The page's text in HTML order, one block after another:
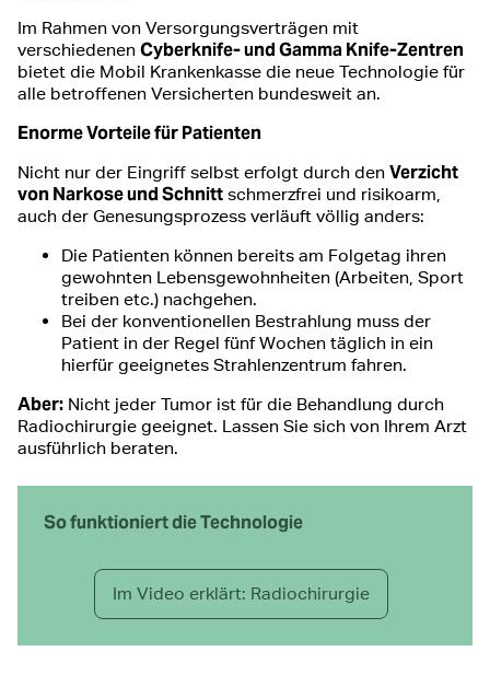
Im Rahmen von Versorgungsverträgen mit
verschiedenen Cyberknife- und Gamma Knife-Zentren
bietet die Mobil Krankenkasse die neue Technologie für
alle betroffenen Versicherten bundesweit an.
Enorme Vorteile für Patienten
Nicht nur der Eingriff selbst erfolgt durch den Verzicht
von Narkose und Schnitt schmerzfrei und risikoarm,
auch der Genesungsprozess verläuft völlig anders:
Die Patienten können bereits am Folgetag ihren
gewohnten Lebensgewohnheiten (Arbeiten, Sport
treiben etc.) nachgehen.
Bei der konventionellen Bestrahlung muss der
Patient in der Regel fünf Wochen täglich in ein
hierfür geeignetes Strahlenzentrum fahren.
Aber: Nicht jeder Tumor ist für die Behandlung durch
Radiochirurgie geeignet. Lassen Sie sich von Ihrem Arzt
ausführlich beraten.
So funktioniert die Technologie
Im Video erklärt: Radiochirurgie